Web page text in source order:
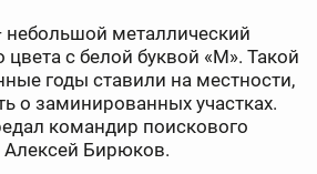
металлический
цвета с белой буквой «М». Такой
годы ставили на местности,
о заминированных участках.
командир поискового
Алексей Бирюков.